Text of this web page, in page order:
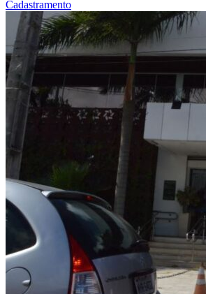
Cadastramento